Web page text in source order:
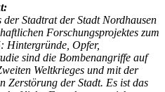
Stadtrat der Stadt Nordhausen
Forschungsprojektes zum
Hintergründe, Opfer,
sind die Bombenangriffe auf
Weltkrieges und mit der
Zerstörung der Stadt. Es ist das